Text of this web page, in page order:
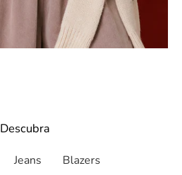
Descubra
Jeans Blazers